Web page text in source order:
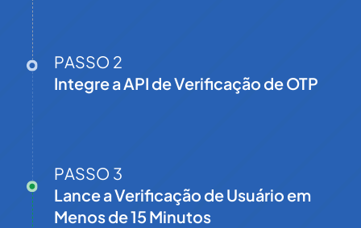
PASSO 2
Integre a API de Verificação de OTP
PASSO 3
Lance a Verificação de Usuário em
Menos de 15 Minutos